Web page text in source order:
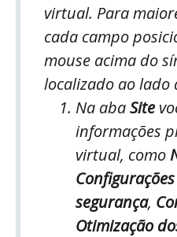
virtual. Para
cada campo
mouse acima do
localizado ao lado
Na abaSite
informações
virtual, como
segurança,
Otimização